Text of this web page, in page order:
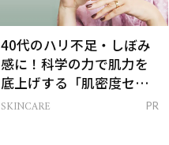
40代のハリ不足・しぼみ
感に！科学の力で肌力を
底上げする「肌密度セラ
ム」
SKINCARE PR